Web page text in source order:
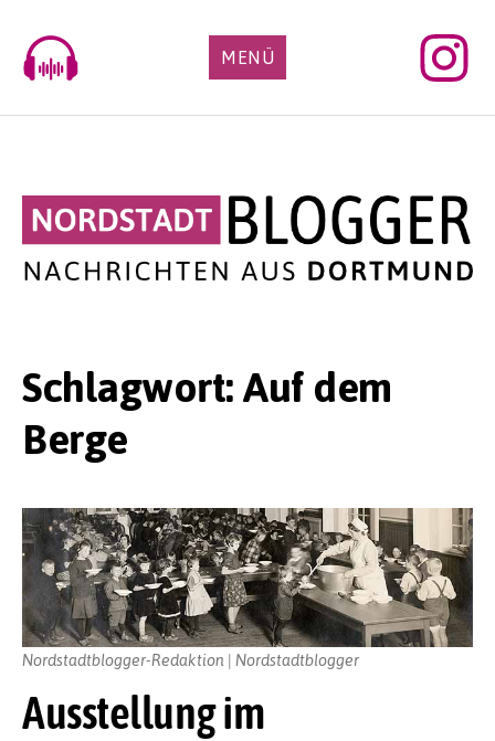
content
MENÜ
Schlagwort:Auf dem
Berge
Ausstellung im
Nordstadtblogger-Redaktion | Nordstadtblogger